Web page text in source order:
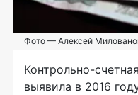
Фото — Алексей
Контрольно-счетная
выявила в 2016